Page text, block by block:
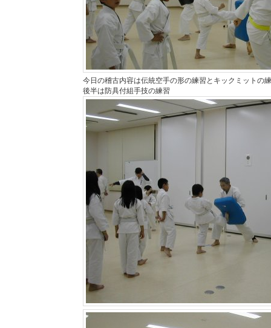
今日の稽古内容は伝統空手の形の練習とキックミットの
後半は防具付組手技の練習